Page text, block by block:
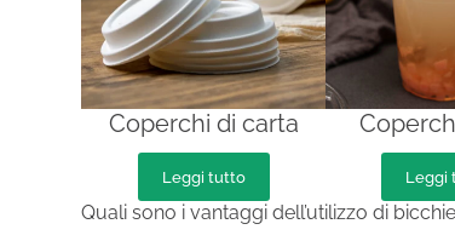
Coperchi di carta
Leggi tutto Leggi
Quali sono i vantaggi dell’utilizzo di